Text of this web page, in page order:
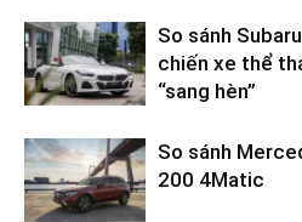
So sánh
chiến xe thể
“sang hèn”
So sánh
200 4Matic